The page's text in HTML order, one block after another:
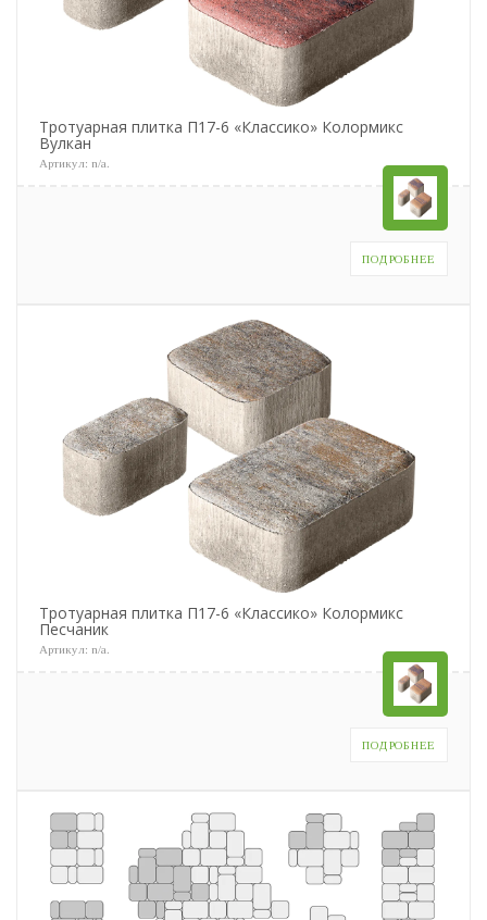
Тротуарная плитка П17-6 «Классико» Колормикс
Вулкан
Артикул: n/a
ПОДРОБНЕЕ
Тротуарная плитка П17-6 «Классико» Колормикс
Песчаник
Артикул: n/a
ПОДРОБНЕЕ